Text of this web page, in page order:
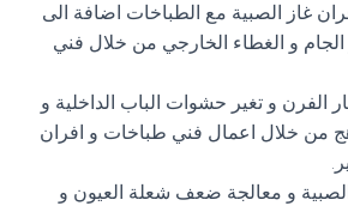
غاز الصبية مع الطباخات اضافة الى
و الغطاء الخارجي من خلال فني
و تغير حشوات الباب الداخلية و
من خلال اعمال فني طباخات و افران
و معالجة ضعف شعلة العيون و